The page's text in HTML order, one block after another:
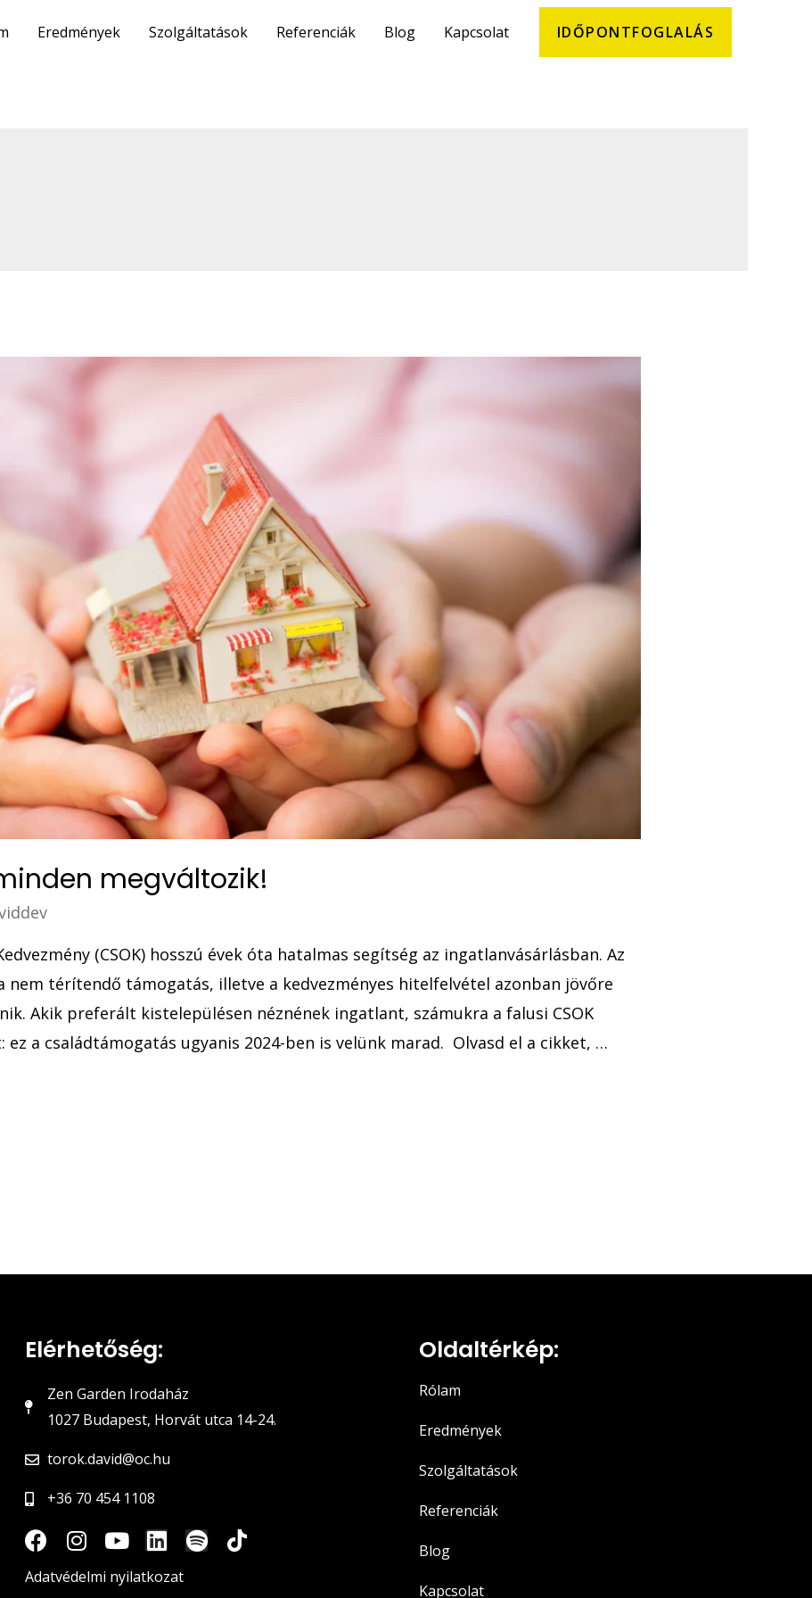
Eredmények Szolgáltatások Referenciák Blog Kapcsolat IDŐPONTFOGLALÁS
megváltozik!
(CSOK) hosszú évek óta hatalmas segítség az ingatlanvásárlásban. Az
nem térítendő támogatás, illetve a kedvezményes hitelfelvétel azonban jövőre
Akik preferált kistelepülésen néznének ingatlant, számukra a falusi CSOK
a családtámogatás ugyanis 2024-ben is velünk marad. Olvasd el a cikket, …
Elérhetőség:
Zen Garden Irodaház
1027 Budapest, Horvát utca 14-24.
torok.david@oc.hu
+36 70 454 1108
Adatvédelmi nyilatkozat
Oldaltérkép:
Rólam
Eredmények
Szolgáltatások
Referenciák
Blog
Kapcsolat